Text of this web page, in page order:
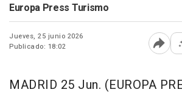
Europa Press Turismo
Jueves, 25 junio 2026
Publicado: 18:02
MADRID 25 Jun. (EUROPA